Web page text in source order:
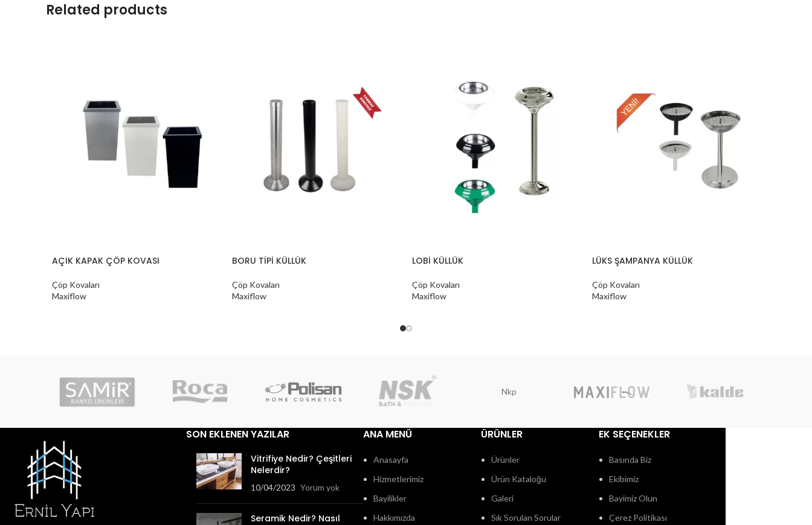
Related products
AÇIK KAPAK ÇÖP KOVASI
Çöp Kovaları
Maxiflow
BORU TİPİ KÜLLÜK
Çöp Kovaları
Maxiflow
LOBİ KÜLLÜK
Çöp Kovaları
Maxiflow
LÜKS ŞAMPANYA KÜLLÜK
Çöp Kovaları
Maxiflow
Nkp
SON EKLENEN YAZILAR
Vitrifiye Nedir? Çeşitleri
Nelerdir?
10/04/2023 Yorum yok
Seramik Nedir? Nasıl
ANA MENÜ
Anasayfa
Hizmetlerimiz
Bayilikler
Hakkımızda
ÜRÜNLER
Ürünler
Ürün Kataloğu
Galeri
Sık Sorulan Sorular
EK SEÇENEKLER
Basında Biz
Ekibimiz
Bayimiz Olun
Çerez Politikası